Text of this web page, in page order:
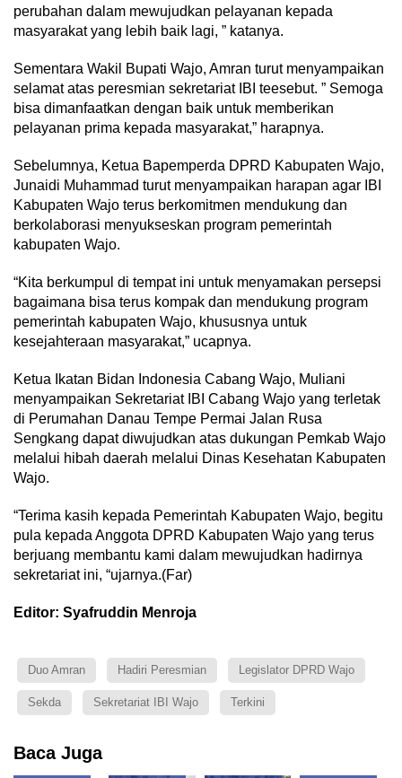
perubahan dalam mewujudkan pelayanan kepada
masyarakat yang lebih baik lagi, ” katanya.
Sementara Wakil Bupati Wajo, Amran turut menyampaikan
selamat atas peresmian sekretariat IBI teesebut. ” Semoga
bisa dimanfaatkan dengan baik untuk memberikan
pelayanan prima kepada masyarakat,” harapnya.
Sebelumnya, Ketua Bapemperda DPRD Kabupaten Wajo,
Junaidi Muhammad turut menyampaikan harapan agar IBI
Kabupaten Wajo terus berkomitmen mendukung dan
berkolaborasi menyukseskan program pemerintah
kabupaten Wajo.
“Kita berkumpul di tempat ini untuk menyamakan persepsi
bagaimana bisa terus kompak dan mendukung program
pemerintah kabupaten Wajo, khususnya untuk
kesejahteraan masyarakat,” ucapnya.
Ketua Ikatan Bidan Indonesia Cabang Wajo, Muliani
menyampaikan Sekretariat IBI Cabang Wajo yang terletak
di Perumahan Danau Tempe Permai Jalan Rusa
Sengkang dapat diwujudkan atas dukungan Pemkab Wajo
melalui hibah daerah melalui Dinas Kesehatan Kabupaten
Wajo.
“Terima kasih kepada Pemerintah Kabupaten Wajo, begitu
pula kepada Anggota DPRD Kabupaten Wajo yang terus
berjuang membantu kami dalam mewujudkan hadirnya
sekretariat ini, “ujarnya.(Far)
Editor: Syafruddin Menroja
Duo Amran Hadiri Peresmian Legislator DPRD Wajo
Sekda Sekretariat IBI Wajo Terkini
Baca Juga